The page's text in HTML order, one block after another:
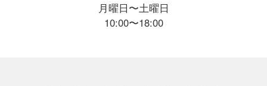
月曜日〜土曜日
10:00〜18:00